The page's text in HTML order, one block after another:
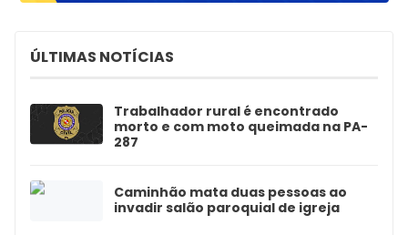
ÚLTIMAS NOTÍCIAS
Trabalhador rural é encontrado
morto e com moto queimada na PA-
287
Caminhão mata duas pessoas ao
invadir salão paroquial de igreja